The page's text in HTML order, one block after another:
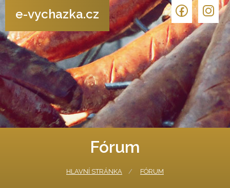
e-vychazka.cz
Fórum
HLAVNÍ STRÁNKA FÓRUM